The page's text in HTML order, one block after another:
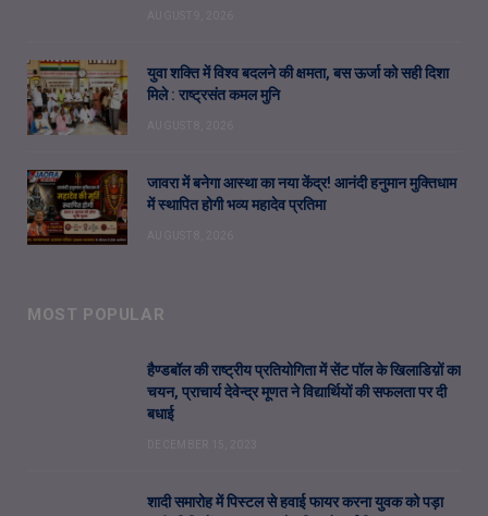
युवा शक्ति में विश्व बदलने की क्षमता, बस ऊर्जा को सही दिशा
मिले : राष्ट्रसंत कमल मुनि
जावरा में बनेगा आस्था का नया केंद्र! आनंदी हनुमान मुक्तिधाम
में स्थापित होगी भव्य महादेव प्रतिमा
MOST POPULAR
हैण्डबॉल की राष्ट्रीय प्रतियोगिता में सेंट पॉल के खिलाडिय़ों का
चयन, प्राचार्य देवेन्द्र मूणत ने विद्यार्थियों की सफलता पर दी
बधाई
शादी समारोह में पिस्टल से हवाई फायर करना युवक को पड़ा